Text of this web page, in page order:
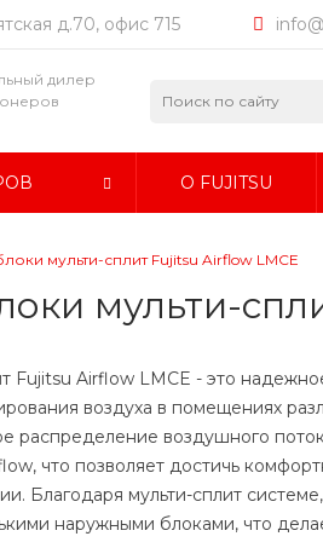
д.70, офис 715
дилер
О FUJITSU
мульти-сплит Fujitsu Airflow LMCE
мульти-
Fujitsu Airflow LMCE - это
воздуха в помещениях
распределение воздушного
что позволяет достичь
Благодаря мульти-сплит
наружными блоками, что